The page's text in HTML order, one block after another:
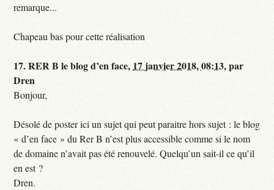
remarque...
Chapeau bas pour cette réalisation
17.RER B le blog d’en face, 17 janvier 2018, 08:13,par
Dren
Bonjour,
Désolé de poster ici un sujet qui peut paraitre hors sujet : le blog
« d’en face » du Rer B n’est plus accessible comme si le nom
de domaine n’avait pas été renouvelé. Quelqu’un sait-il ce qu’il
en est ?
Dren.